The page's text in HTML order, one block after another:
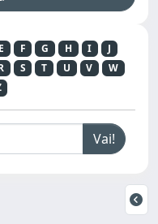
E F G H I
J
S T U V
W